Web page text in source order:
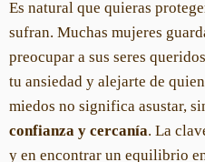
Es natural que quieras
sufran. Muchas mujeres
preocupar a sus seres
tu ansiedad y alejarte de
miedos no significa asustar,
confianza y cercanía. La
y en encontrar un equilibrio